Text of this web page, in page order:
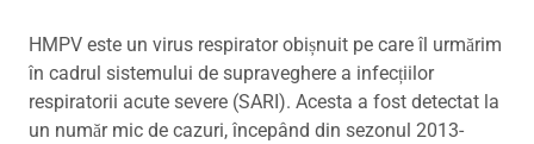
HMPV este un virus respirator obișnuit pe care îl urmărim
în cadrul sistemului de supraveghere a infecțiilor
respiratorii acute severe (SARI). Acesta a fost detectat la
un număr mic de cazuri, începând din sezonul 2013-